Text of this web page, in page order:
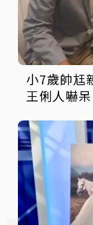
小7歲帥尪
王俐人嚇呆